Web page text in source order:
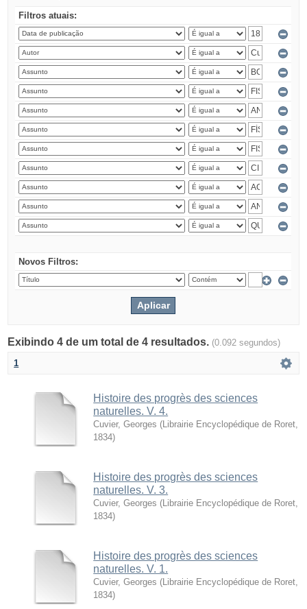
Filtros atuais:
Novos Filtros:
Exibindo 4 de um total de 4 resultados. (0.092 segundos)
1
Histoire des progrès des sciences
naturelles. V. 4.
Cuvier, Georges ( Librairie Encyclopédique de Roret
1834)
Histoire des progrès des sciences
naturelles. V. 3.
Cuvier, Georges ( Librairie Encyclopédique de Roret
1834)
Histoire des progrès des sciences
naturelles. V. 1.
Cuvier, Georges ( Librairie Encyclopédique de Roret
1834)